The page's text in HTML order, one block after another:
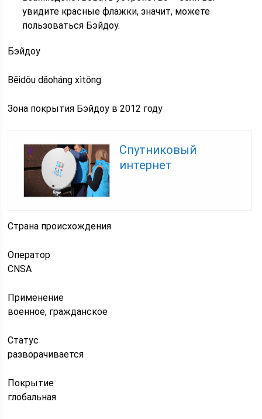
увидите красные флажки, значит, можете
пользоваться Бэйдоу.
Бэйдоу
Běidǒu dǎoháng xìtǒng
Зона покрытия Бэйдоу в 2012 году
Спутниковый
интернет
Страна происхождения
Оператор
CNSA
Применение
военное, гражданское
Статус
разворачивается
Покрытие
глобальная